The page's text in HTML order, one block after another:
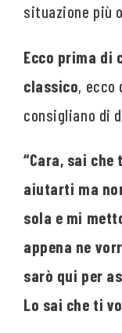
situazione più
Ecco prima di
classico, ecco
consigliano di
“Cara, sai
aiutarti ma
sola e mi
appena ne
sarò qui per
Lo sai che ti